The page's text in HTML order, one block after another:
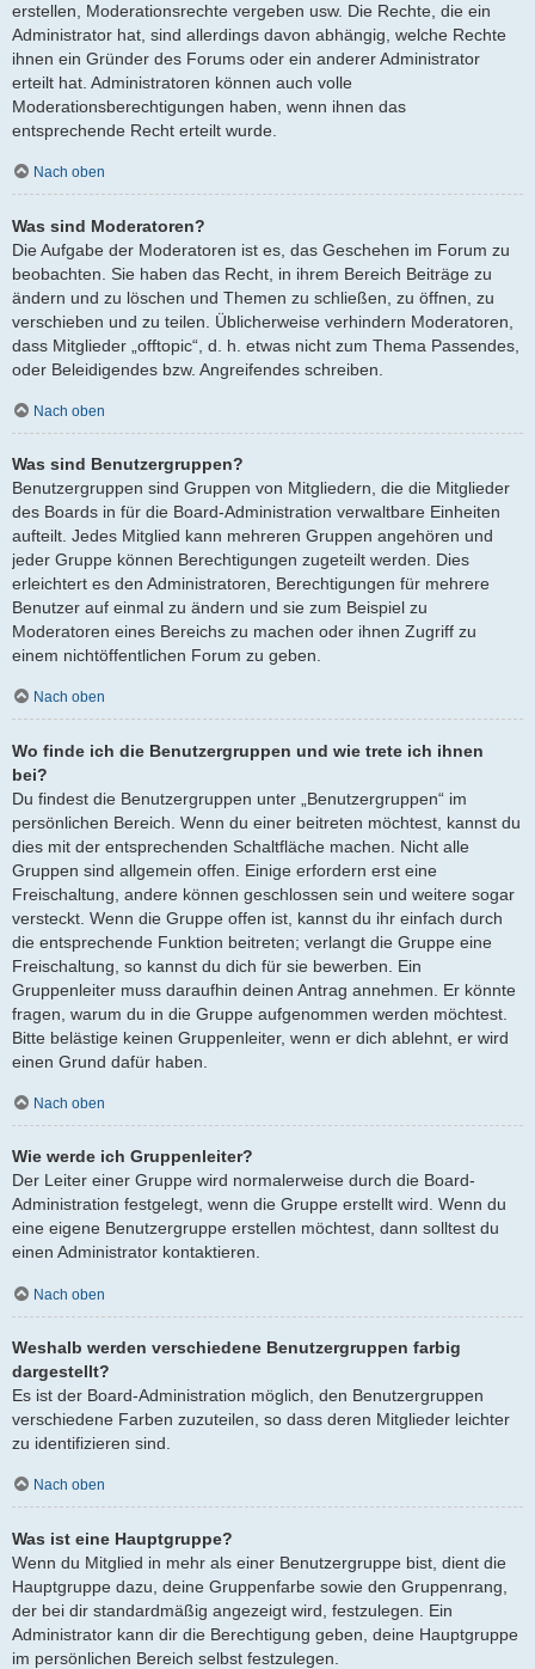
erstellen, Moderationsrechte vergeben usw. Die Rechte, die ein
Administrator hat, sind allerdings davon abhängig, welche Rechte
ihnen ein Gründer des Forums oder ein anderer Administrator
erteilt hat. Administratoren können auch volle
Moderationsberechtigungen haben, wenn ihnen das
entsprechende Recht erteilt wurde.
Nach oben
Was sind Moderatoren?
Die Aufgabe der Moderatoren ist es, das Geschehen im Forum zu
beobachten. Sie haben das Recht, in ihrem Bereich Beiträge zu
ändern und zu löschen und Themen zu schließen, zu öffnen, zu
verschieben und zu teilen. Üblicherweise verhindern Moderatoren,
dass Mitglieder „offtopic“, d. h. etwas nicht zum Thema Passendes,
oder Beleidigendes bzw. Angreifendes schreiben.
Nach oben
Was sind Benutzergruppen?
Benutzergruppen sind Gruppen von Mitgliedern, die die Mitglieder
des Boards in für die Board-Administration verwaltbare Einheiten
aufteilt. Jedes Mitglied kann mehreren Gruppen angehören und
jeder Gruppe können Berechtigungen zugeteilt werden. Dies
erleichtert es den Administratoren, Berechtigungen für mehrere
Benutzer auf einmal zu ändern und sie zum Beispiel zu
Moderatoren eines Bereichs zu machen oder ihnen Zugriff zu
einem nichtöffentlichen Forum zu geben.
Nach oben
Wo finde ich die Benutzergruppen und wie trete ich ihnen
bei?
Du findest die Benutzergruppen unter „Benutzergruppen“ im
persönlichen Bereich. Wenn du einer beitreten möchtest, kannst du
dies mit der entsprechenden Schaltfläche machen. Nicht alle
Gruppen sind allgemein offen. Einige erfordern erst eine
Freischaltung, andere können geschlossen sein und weitere sogar
versteckt. Wenn die Gruppe offen ist, kannst du ihr einfach durch
die entsprechende Funktion beitreten; verlangt die Gruppe eine
Freischaltung, so kannst du dich für sie bewerben. Ein
Gruppenleiter muss daraufhin deinen Antrag annehmen. Er könnte
fragen, warum du in die Gruppe aufgenommen werden möchtest.
Bitte belästige keinen Gruppenleiter, wenn er dich ablehnt, er wird
einen Grund dafür haben.
Nach oben
Wie werde ich Gruppenleiter?
Der Leiter einer Gruppe wird normalerweise durch die Board-
Administration festgelegt, wenn die Gruppe erstellt wird. Wenn du
eine eigene Benutzergruppe erstellen möchtest, dann solltest du
einen Administrator kontaktieren.
Nach oben
Weshalb werden verschiedene Benutzergruppen farbig
dargestellt?
Es ist der Board-Administration möglich, den Benutzergruppen
verschiedene Farben zuzuteilen, so dass deren Mitglieder leichter
zu identifizieren sind.
Nach oben
Was ist eine Hauptgruppe?
Wenn du Mitglied in mehr als einer Benutzergruppe bist, dient die
Hauptgruppe dazu, deine Gruppenfarbe sowie den Gruppenrang,
der bei dir standardmäßig angezeigt wird, festzulegen. Ein
Administrator kann dir die Berechtigung geben, deine Hauptgruppe
im persönlichen Bereich selbst festzulegen.